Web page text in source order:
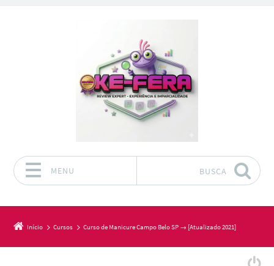
MENU BUSCA
Início Cursos Curso de Manicure Campo Belo SP → [Atualizado 2021]